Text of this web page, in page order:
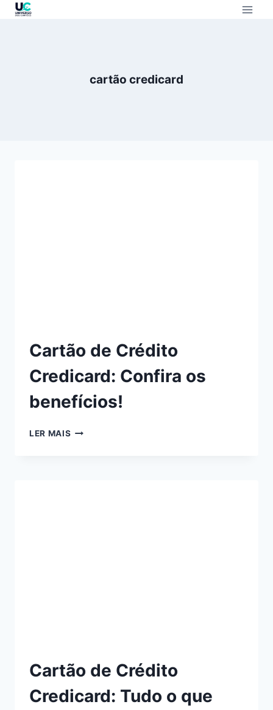
cartão credicard
Cartão de Crédito
Credicard: Confira os
benefícios!
LER MAIS
Cartão de Crédito
Credicard: Tudo o que